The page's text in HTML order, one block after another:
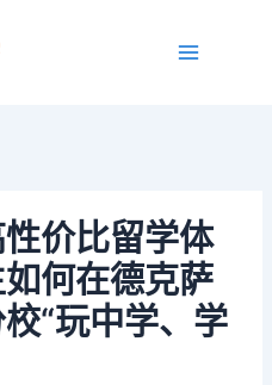
Menu
性价比留学体
何在德克萨
“玩中学、学